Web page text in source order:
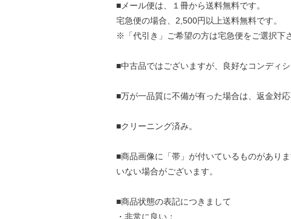
■メール便は、１冊から送料無料です。
宅急便の場合、2,500円以上送料無料です。
※「代引き」ご希望の方は宅急便をご選択下
■中古品ではございますが、良好なコンディシ
■万が一品質に不備が有った場合は、返金対応
■クリーニング済み。
■商品画像に「帯」が付いているものがあり
いない場合がございます。
■商品状態の表記につきまして
・非常に良い：